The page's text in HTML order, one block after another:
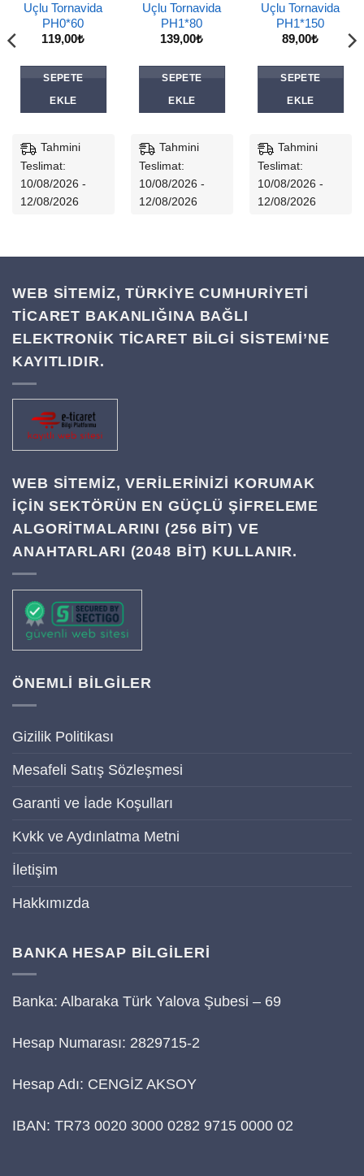
Uçlu Tornavida
PH0*60
119,00₺
SEPETE
EKLE
Tahmini
Teslimat:
10/08/2026 -
12/08/2026
Uçlu Tornavida
PH1*80
139,00₺
SEPETE
EKLE
Tahmini
Teslimat:
10/08/2026 -
12/08/2026
Uçlu Tornavida
PH1*150
89,00₺
SEPETE
EKLE
Tahmini
Teslimat:
10/08/2026 -
12/08/2026
WEB SİTEMİZ, TÜRKİYE CUMHURİYETİ
TİCARET BAKANLIĞINA BAĞLI
ELEKTRONİK TİCARET BİLGİ SİSTEMİ’NE
KAYITLIDIR.
WEB SITEMIZ, VERILERINIZI KORUMAK
IÇIN SEKTÖRÜN EN GÜÇLÜ ŞIFRELEME
ALGORITMALARINI (256 BIT) VE
ANAHTARLARI (2048 BIT) KULLANIR.
ÖNEMLİ BİLGİLER
Gizilik Politikası
Mesafeli Satış Sözleşmesi
Garanti ve İade Koşulları
Kvkk ve Aydınlatma Metni
İletişim
Hakkımızda
BANKA HESAP BİLGİLERİ
Banka: Albaraka Türk Yalova Şubesi – 69
Hesap Numarası: 2829715-2
Hesap Adı: CENGİZ AKSOY
IBAN: TR73 0020 3000 0282 9715 0000 02